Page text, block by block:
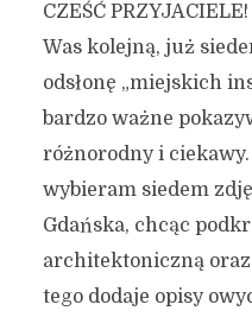
CZEŚĆ
Was kolejną, już
odsłonę „miejskich
bardzo ważne
różnorodny i
wybieram siedem
Gdańska, chcąc
architektoniczną
tego dodaje opisy